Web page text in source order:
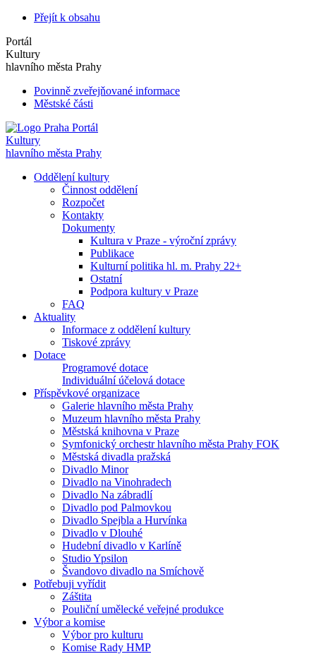
Přejít k obsahu
Portál
Kultury
hlavního města Prahy
Povinně zveřejňované informace
Městské části
Portál
Kultury
hlavního města Prahy
Oddělení kultury
Činnost oddělení
Rozpočet
Kontakty
Dokumenty
Kultura v Praze - výroční zprávy
Publikace
Kulturní politika hl. m. Prahy 22+
Ostatní
Podpora kultury v Praze
FAQ
Aktuality
Informace z oddělení kultury
Tiskové zprávy
Dotace
Programové dotace
Individuální účelová dotace
Příspěvkové organizace
Galerie hlavního města Prahy
Muzeum hlavního města Prahy
Městská knihovna v Praze
Symfonický orchestr hlavního města Prahy FOK
Městská divadla pražská
Divadlo Minor
Divadlo na Vinohradech
Divadlo Na zábradlí
Divadlo pod Palmovkou
Divadlo Spejbla a Hurvínka
Divadlo v Dlouhé
Hudební divadlo v Karlíně
Studio Ypsilon
Švandovo divadlo na Smíchově
Potřebuji vyřídit
Záštita
Pouliční umělecké veřejné produkce
Výbor a komise
Výbor pro kulturu
Komise Rady HMP